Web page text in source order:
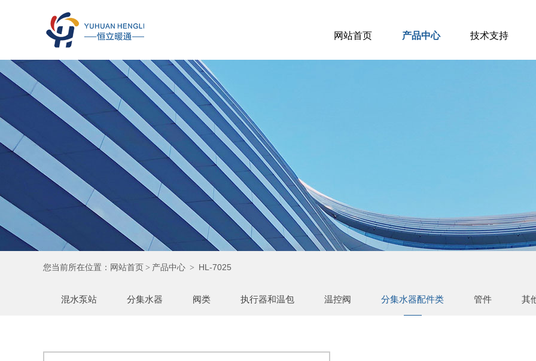
网站首页 产品中心 技术支持
您当前所在位置： 网站首页 产品中心 HL-7025
混水泵站 分集水器 阀类 执行器和温包 温控阀 分集水器配件类 管件 其